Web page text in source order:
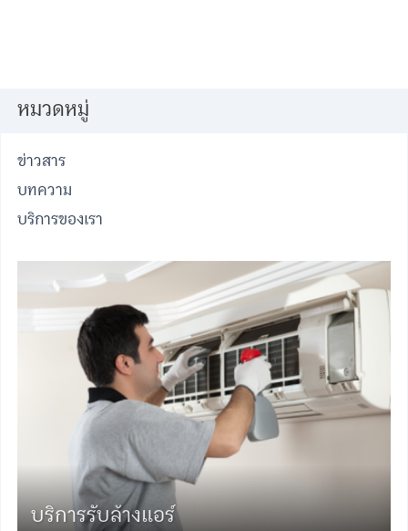
หมวดหมู่
ข่าวสาร
บทความ
บริการของเรา
บริการรับล้างแอร์